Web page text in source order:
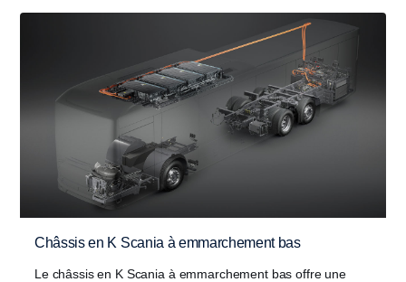
Châssis en K Scania à emmarchement bas
Le châssis en K Scania à emmarchement bas offre une